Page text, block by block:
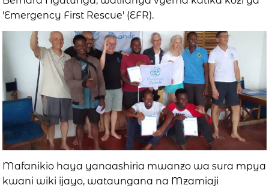
'Emergency First Rescue' (EFR).
Mafanikio haya yanaashiria mwanzo wa sura mpya
kwani wiki ijayo, wataungana na Mzamiaji